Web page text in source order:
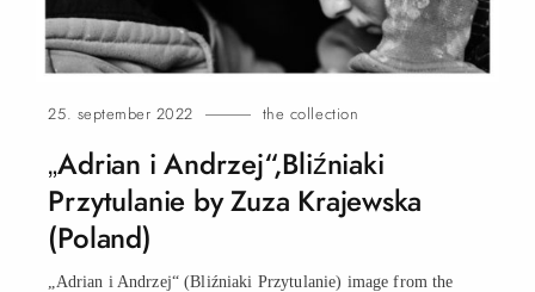
25. september 2022 the collection
„Adrian i Andrzej“,Bliźniaki
Przytulanie by Zuza Krajewska
(Poland)
„Adrian i Andrzej“ (Bliźniaki Przytulanie) image from the